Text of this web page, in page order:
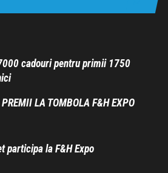
cadouri pentru primii 1750
LA TOMBOLA F&H EXPO
participa la F&H Expo